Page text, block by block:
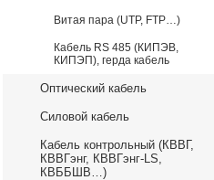
Витая пара (UTP, FTP…)
Кабель RS 485 (КИПЭВ,
КИПЭП), герда кабель
Оптический кабель
Силовой кабель
Кабель контрольный (КВВГ,
КВВГэнг, КВВГэнг-LS,
КВББШВ…)